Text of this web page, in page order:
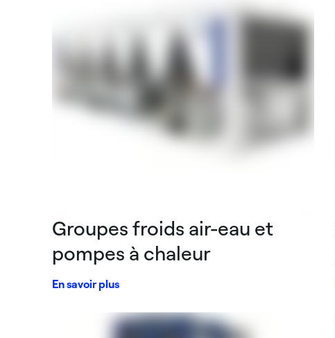
Groupes froids air-eau et
pompes à chaleur
En savoir plus